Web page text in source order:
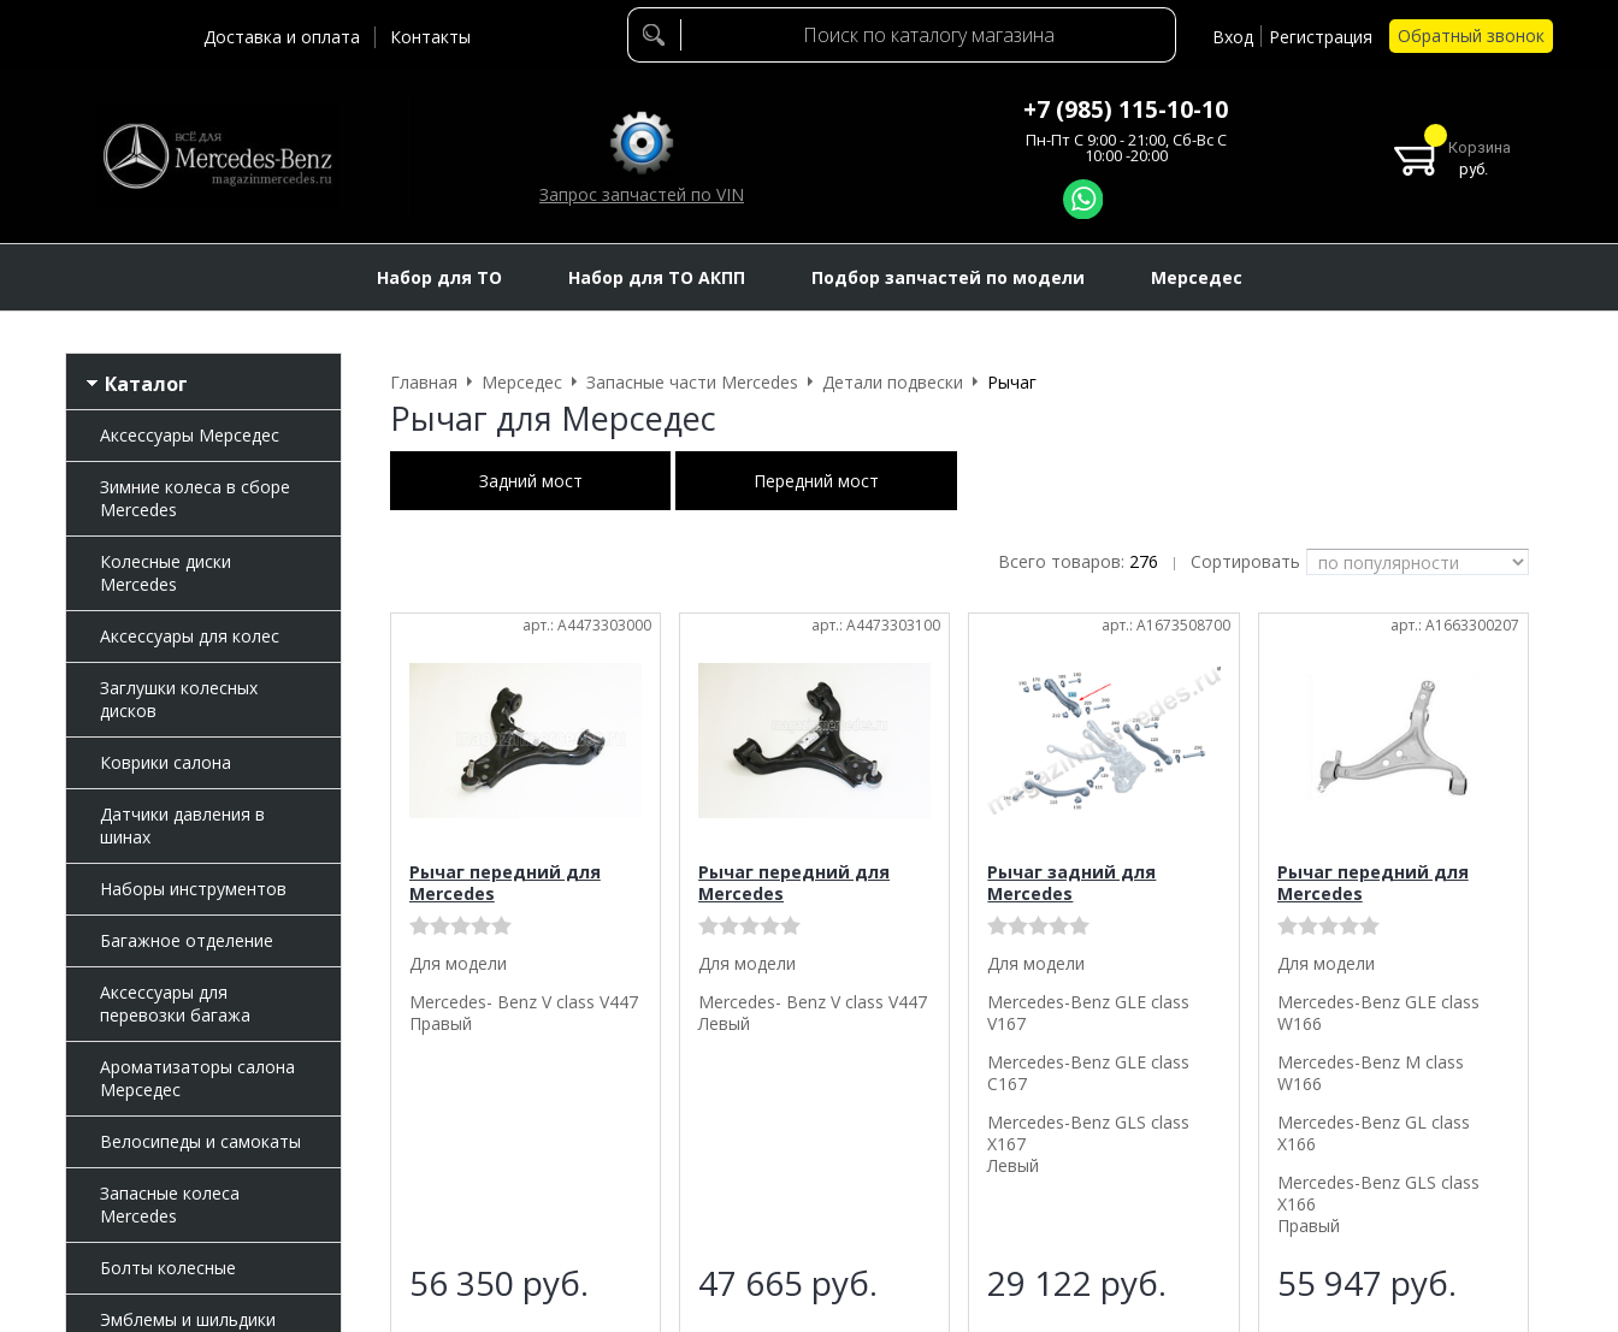
Доставка и оплата Контакты Вход Регистрация Обратный звонок
Запрос запчастей по VIN
+7 (985) 115-10-10
Пн-Пт C 9:00 - 21:00, Сб-Вс С
10:00 -20:00
Корзина
руб.
Набор для ТО Набор для ТО АКПП Подбор запчастей по модели Мерседес
Каталог
Аксессуары Мерседес
Зимние колеса в сборе
Mercedes
Колесные диски
Mercedes
Аксессуары для колес
Заглушки колесных
дисков
Коврики салона
Датчики давления в
шинах
Наборы инструментов
Багажное отделение
Аксессуары для
перевозки багажа
Ароматизаторы салона
Мерседес
Велосипеды и самокаты
Запасные колеса
Mercedes
Болты колесные
Эмблемы и шильдики
Главная Мерседес Запасные части Mercedes Детали подвески Рычаг
Рычаг для Мерседес
Задний мост Передний мост
Всего товаров: 276 | Сортировать
арт.: A4473303000
Рычаг передний для
Mercedes
Для модели
Mercedes- Benz V class V447
Правый
56 350 руб.
арт.: A4473303100
Рычаг передний для
Mercedes
Для модели
Mercedes- Benz V class V447
Левый
47 665 руб.
арт.: A1673508700
Рычаг задний для
Mercedes
Для модели
Mercedes-Benz GLE class
V167
Mercedes-Benz GLE class
C167
Mercedes-Benz GLS class
X167
Левый
29 122 руб.
арт.: A1663300207
Рычаг передний для
Mercedes
Для модели
Mercedes-Benz GLE class
W166
Mercedes-Benz M class
W166
Mercedes-Benz GL class
X166
Mercedes-Benz GLS class
X166
Правый
55 947 руб.